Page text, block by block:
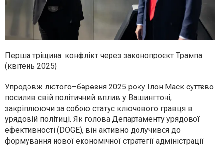
Перша тріщина: конфлікт через законопроєкт Трампа
(квітень 2025)
Упродовж лютого–березня 2025 року Ілон Маск суттєво
посилив свій політичний вплив у Вашингтоні,
закріплюючи за собою статус ключового гравця в
урядовій політиці. Як голова Департаменту урядової
ефективності (DOGE), він активно долучився до
формування нової економічної стратегії адміністрації